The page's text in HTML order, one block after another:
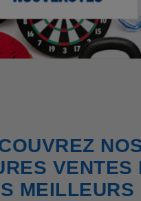
VENTES
MEILLEURS